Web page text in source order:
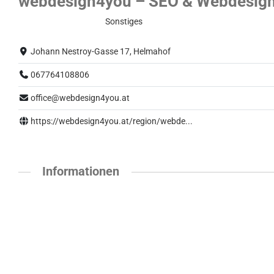
Sonstiges
Johann Nestroy-Gasse 17, Helmahof
067764108806
office@webdesign4you.at
https://webdesign4you.at/region/webde...
Informationen